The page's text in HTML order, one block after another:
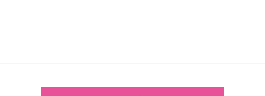
①TCBグループが患者様から取得する情報